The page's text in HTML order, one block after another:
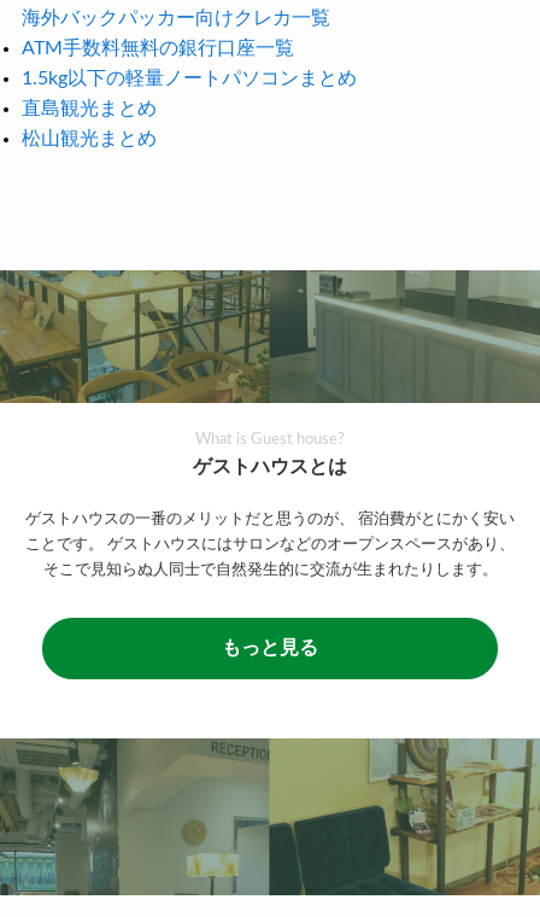
海外バックパッカー向けクレカ一覧
ATM手数料無料の銀行口座一覧
1.5kg以下の軽量ノートパソコンまとめ
直島観光まとめ
松山観光まとめ
What is Guest house?
ゲストハウスとは
ゲストハウスの一番のメリットだと思うのが、
宿泊費がとにかく安い
ことです。
ゲストハウスにはサロンなどのオープンスペースがあり、
そこで見知らぬ人同士で自然発生的に交流が生まれたりします。
もっと見る